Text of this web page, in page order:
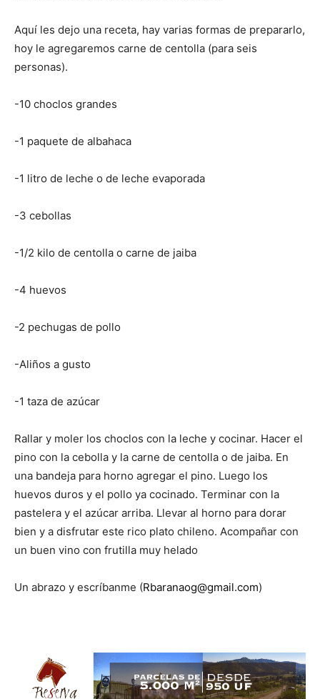
Aquí les dejo una receta, hay varias formas de prepararlo,
hoy le agregaremos carne de centolla (para seis
personas).
-10 choclos grandes
-1 paquete de albahaca
-1 litro de leche o de leche evaporada
-3 cebollas
-1/2 kilo de centolla o carne de jaiba
-4 huevos
-2 pechugas de pollo
-Aliños a gusto
-1 taza de azúcar
Rallar y moler los choclos con la leche y cocinar. Hacer el
pino con la cebolla y la carne de centolla o de jaiba. En
una bandeja para horno agregar el pino. Luego los
huevos duros y el pollo ya cocinado. Terminar con la
pastelera y el azúcar arriba. Llevar al horno para dorar
bien y a disfrutar este rico plato chileno. Acompañar con
un buen vino con frutilla muy helado
Un abrazo y escríbanme (Rbaranaog@gmail.com)